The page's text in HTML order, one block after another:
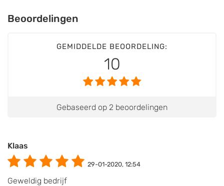
Beoordelingen
GEMIDDELDE BEOORDELING:
10
Gebaseerd op 2 beoordelingen
Klaas
29-01-2020, 12:54
Geweldig bedrijf